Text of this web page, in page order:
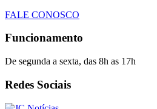
FALE CONOSCO
Funcionamento
De segunda a sexta, das 8h as 17h
Redes Sociais